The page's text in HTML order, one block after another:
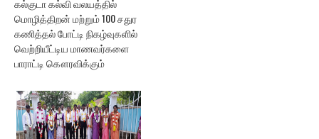
கல்குடா கல்வி வலயத்தில்
மொழித்திறன் மற்றும் 100 சதுர
கணித்தல் போட்டி நிகழ்வுகளில்
வெற்றியீட்டிய மாணவர்களை
பாராட்டி கௌரவிக்கும்